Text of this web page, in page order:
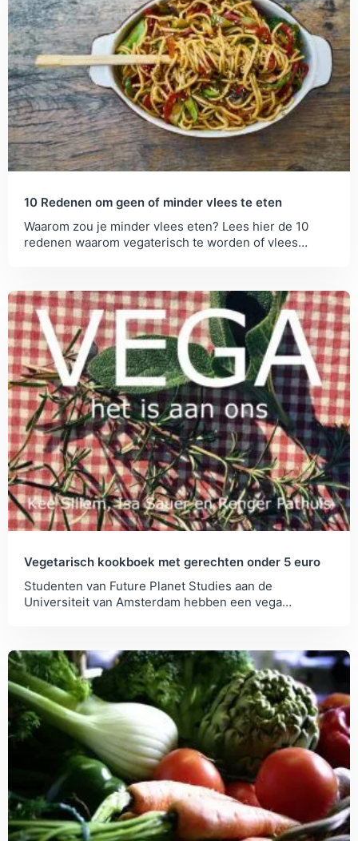
10 Redenen om geen of minder vlees te eten
Waarom zou je minder vlees eten? Lees hier de 10
redenen waarom vegaterisch te worden of vlees
Vegetarisch kookboek met gerechten onder 5 euro
Studenten van Future Planet Studies aan de
Universiteit van Amsterdam hebben een vega